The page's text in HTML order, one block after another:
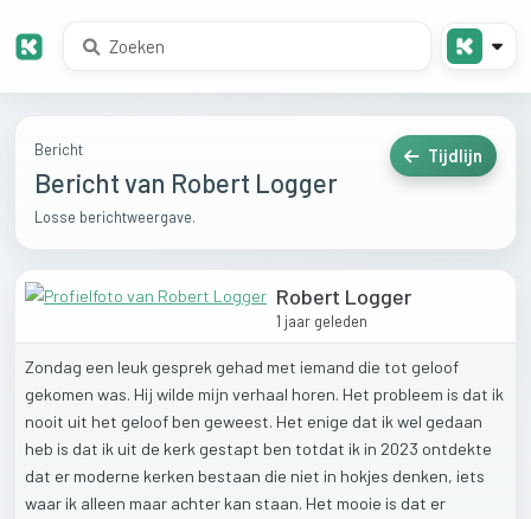
Bericht
Bericht van Robert Logger
Losse berichtweergave.
Tijdlijn
Robert Logger
1 jaar geleden
Zondag een leuk gesprek gehad met iemand die tot geloof
gekomen was. Hij wilde mijn verhaal horen. Het probleem is dat ik
nooit uit het geloof ben geweest. Het enige dat ik wel gedaan
heb is dat ik uit de kerk gestapt ben totdat ik in 2023 ontdekte
dat er moderne kerken bestaan die niet in hokjes denken, iets
waar ik alleen maar achter kan staan. Het mooie is dat er